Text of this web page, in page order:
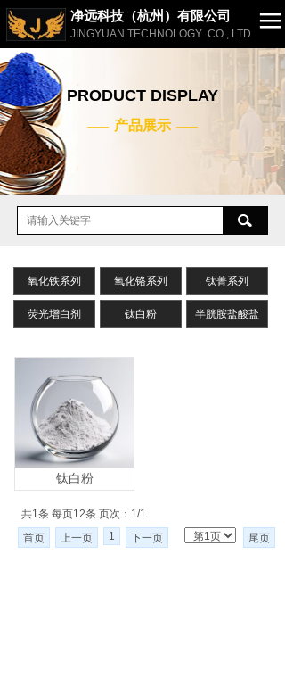
PRODUCT DISPLAY
—— 产品展示 ——
净远科技（杭州）有限公司
JINGYUAN TECHNOLOGY CO., LTD
网站首页
公司简介
产品展示
应用案例
新闻动态
English
氧化铁系列 氧化铬系列 钛菁系列
荧光增白剂 钛白粉 半胱胺盐酸盐
钛白粉
共1条 每页12条 页次：1/1
首页
上一页 1 下一页 尾页